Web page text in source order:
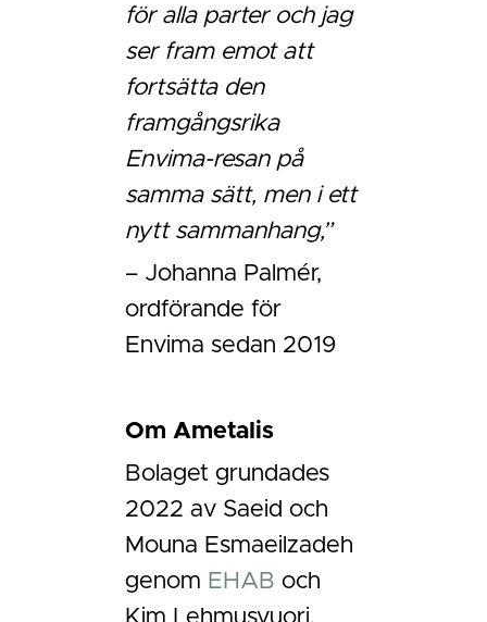
för alla parter och jag
ser fram emot att
fortsätta den
framgångsrika
Envima-resan på
samma sätt, men i ett
nytt sammanhang,”
– Johanna Palmér,
ordförande för
Envima sedan 2019
Om Ametalis
Bolaget grundades
2022 av Saeid och
Mouna Esmaeilzadeh
genom EHAB och